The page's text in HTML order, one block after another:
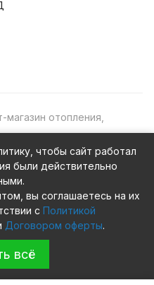
отопления,
Рязань, проезд Яблочкова,
чтобы сайт работал
были действительно
вы соглашаетесь на их
с Политикой
Договором оферты.
всё